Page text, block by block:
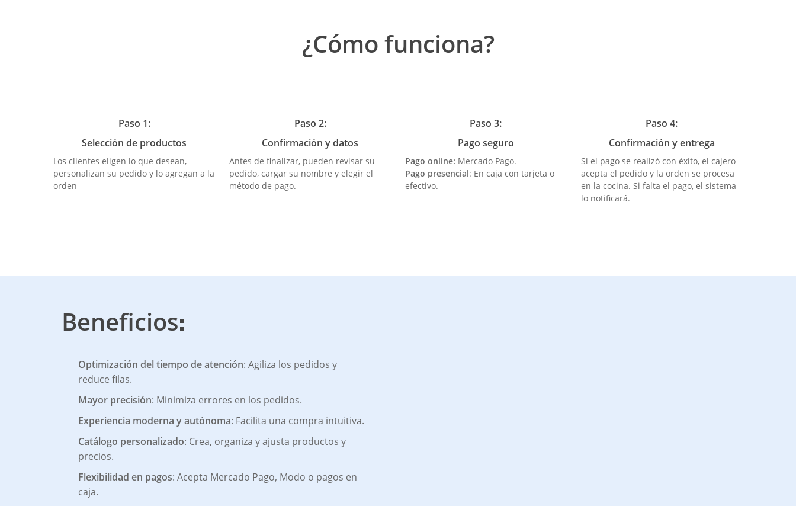
¿Cómo funciona?
Paso 1:
Selección de productos
Los clientes eligen lo que desean,
personalizan su pedido y lo agregan a la
orden
Paso 2:
Confirmación y datos
Antes de finalizar, pueden revisar su
pedido, cargar su nombre y elegir el
método de pago.
Paso 3:
Pago seguro
Pago online: Mercado Pago.
Pago presencial: En caja con tarjeta o
efectivo.
Paso 4:
Confirmación y entrega
Si el pago se realizó con éxito, el cajero
acepta el pedido y la orden se procesa
en la cocina. Si falta el pago, el sistema
lo notificará.
Beneficios:
Optimización del tiempo de atención: Agiliza los pedidos y
reduce filas.
Mayor precisión: Minimiza errores en los pedidos.
Experiencia moderna y autónoma: Facilita una compra intuitiva.
Catálogo personalizado: Crea, organiza y ajusta productos y
precios.
Flexibilidad en pagos: Acepta Mercado Pago, Modo o pagos en
caja.